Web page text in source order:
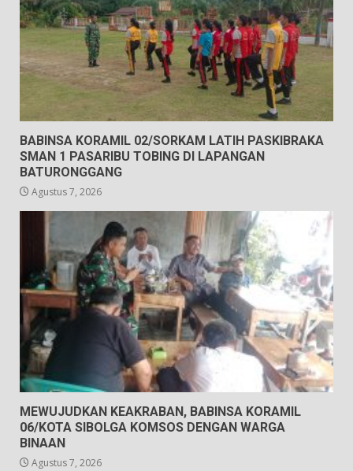
BABINSA KORAMIL 02/SORKAM LATIH PASKIBRAKA
SMAN 1 PASARIBU TOBING DI LAPANGAN
BATURONGGANG
Agustus 7, 2026
MEWUJUDKAN KEAKRABAN, BABINSA KORAMIL
06/KOTA SIBOLGA KOMSOS DENGAN WARGA
BINAAN
Agustus 7, 2026